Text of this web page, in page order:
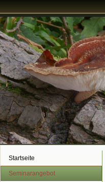
Startseite
Seminarangebot